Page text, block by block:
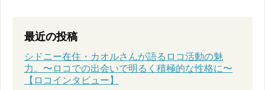
最近の投稿
シドニー在住・カオルさんが語るロコ活動の魅
力。〜ロコでの出会いで明るく積極的な性格に〜
【ロコインタビュー】